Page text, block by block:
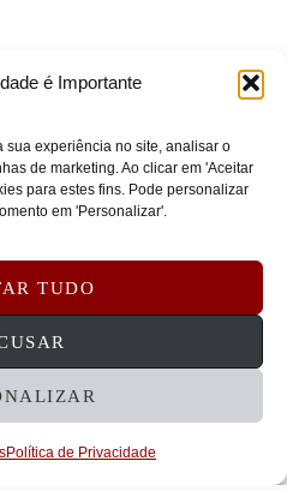
é Importante
sua experiência no site, analisar o
de marketing. Ao clicar em 'Aceitar
para estes fins. Pode personalizar
em 'Personalizar'.
TUDO
Política de Privacidade
DE SERVIÇO
CONTATOS
Lda